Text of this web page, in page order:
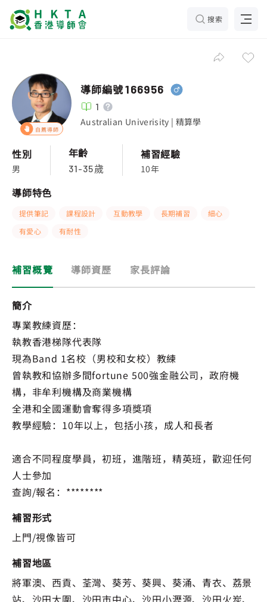
搜索
自薦導師
導師編號166956
1
Australian Univerisity | 精算學
性別
男
年齡
31-35歲
補習經驗
10年
導師特色
提供筆記 課程設計 互動教學 長期補習
細心
有愛心
有耐性
補習概覽 導師資歷 家長評論
簡介
專業教練資歷：
執教香港梯隊代表隊
現為Band 1名校（男校和女校）教練
曾執教和協辦多間fortune 500強金融公司，政府機
構，非牟利機構及商業機構
全港和全國運動會奪得多項獎項
教學經驗：10年以上，包括小孩，成人和長者
適合不同程度學員，初班，進階班，精英班，歡迎任何
人士參加
查詢/報名：********
補習形式
上門/視像皆可
補習地區
將軍澳、西貢、荃灣、葵芳、葵興、葵涌、青衣、荔景
站、沙田大圍、沙田市中心、沙田小瀝源、沙田火炭、